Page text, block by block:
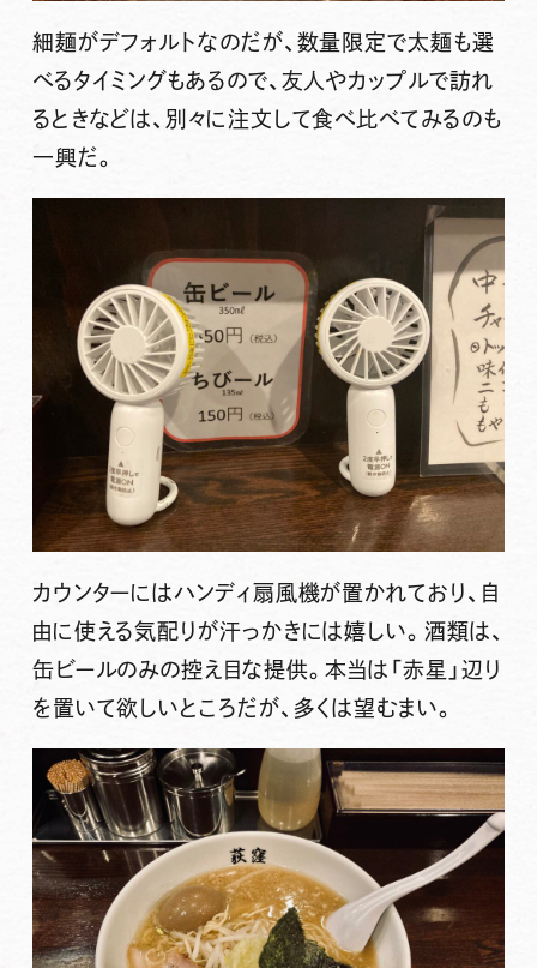
細麺がデフォルトなのだが、数量限定で太麺も選
べるタイミングもあるので、友人やカップルで訪れ
るときなどは、別々に注文して食べ比べてみるのも
一興だ。
カウンターにはハンディ扇風機が置かれており、自
由に使える気配りが汗っかきには嬉しい。酒類は、
缶ビールのみの控え目な提供。本当は「赤星」辺り
を置いて欲しいところだが、多くは望むまい。